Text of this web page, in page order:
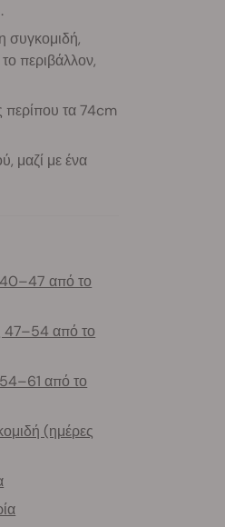
συγκομιδή,
περιβάλλον,
περίπου τα 74cm
μαζί με ένα
από το
47–54 από το
από το
(ημέρες